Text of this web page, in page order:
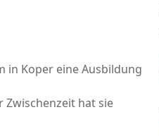
in Koper eine Ausbildung
Zwischenzeit hat sie